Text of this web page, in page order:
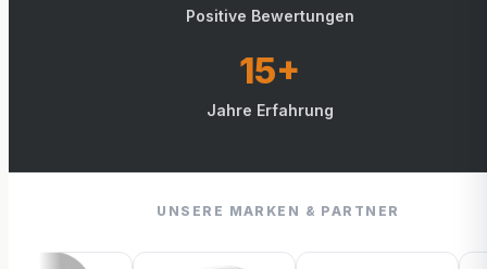
Positive Bewertungen
15+
Jahre Erfahrung
UNSERE MARKEN & PARTNER